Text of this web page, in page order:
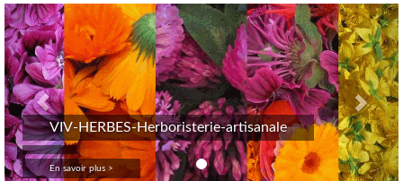
VIV-HERBES-Herboristerie-artisanale
En savoir plus >
Previous